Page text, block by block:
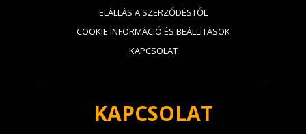
ELÁLLÁS A SZERZŐDÉSTŐL
COOKIE INFORMÁCIÓ ÉS BEÁLLÍTÁSOK
KAPCSOLAT
KAPCSOLAT